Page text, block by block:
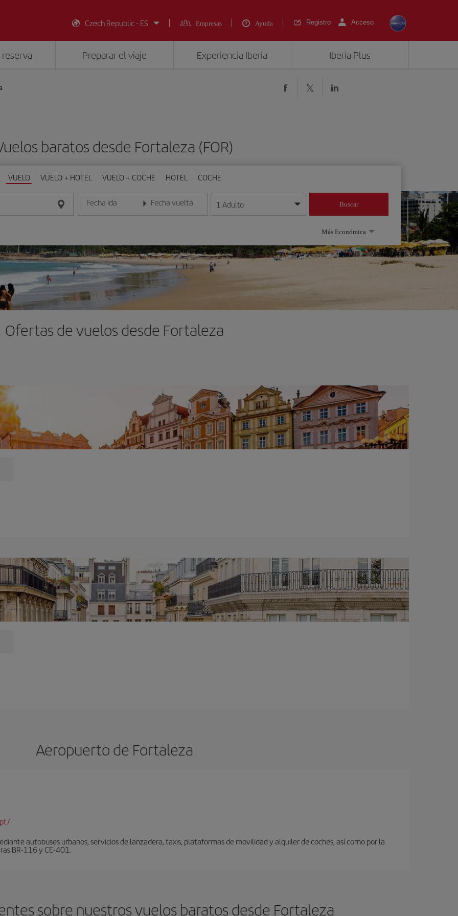
Czech Republic - ES
Empresas Ayuda Registro Acceso
Preparar el viaje Experiencia Iberia Iberia Plus
baratos desde Fortaleza (FOR)
VUELO VUELO + HOTEL VUELO + COCHE HOTEL COCHE
Fecha ida
Introduce la fecha en formato día/mes/año
Fecha vuelta
Introduce la fecha en formato día/mes/año
1 Adulto Buscar
Más Económica
Ofertas de vuelos desde Fortaleza
Aeropuerto de Fortaleza
autobuses urbanos, servicios de lanzadera, taxis, plataformas de movilidad y alquiler de coches, así como por la
BR-116 y CE-401.
sobre nuestros vuelos baratos desde Fortaleza